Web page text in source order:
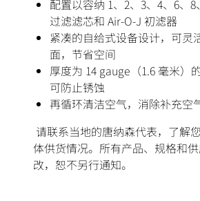
配置以容纳 1、2、3、4、6、8
过滤滤芯和 Air-O-J 初滤器
紧凑的自给式设备设计，可灵
面，节省空间
厚度为 14 gauge（1.6 毫米）
可防止锈蚀
再循环清洁空气，消除补充空
请联系当地的唐纳森代表，了解
体供货情况。所有产品、规格和
改，恕不另行通知。